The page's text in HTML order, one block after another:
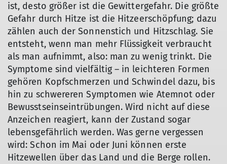
ist, desto größer ist die Gewittergefahr. Die größte
Gefahr durch Hitze ist die Hitzeerschöpfung; dazu
zählen auch der Sonnenstich und Hitzschlag. Sie
entsteht, wenn man mehr Flüssigkeit verbraucht
als man aufnimmt, also: man zu wenig trinkt. Die
Symptome sind vielfältig – in leichteren Formen
gehören Kopfschmerzen und Schwindel dazu, bis
hin zu schwereren Symptomen wie Atemnot oder
Bewusstseinseintrübungen. Wird nicht auf diese
Anzeichen reagiert, kann der Zustand sogar
lebensgefährlich werden. Was gerne vergessen
wird: Schon im Mai oder Juni können erste
Hitzewellen über das Land und die Berge rollen.